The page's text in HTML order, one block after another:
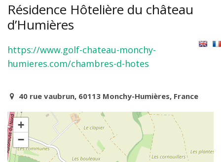
Résidence Hôtelière du château
d’Humières
https://www.golf-chateau-monchy-
humieres.com/chambres-d-hotes
40 rue vaubrun, 60113 Monchy-Humières, France
+
−